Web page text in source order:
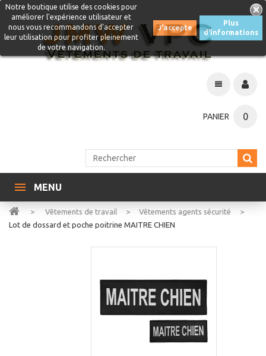
PANIER 0
Notre boutique utilise des cookies pour
améliorer l'expérience utilisateur et
nous vous recommandons d'accepter
leur utilisation pour profiter pleinement
de votre navigation.
J'accepte
Plus
d'informations
MENU
> Vêtements de travail > Vêtements agents sécurité
>
Lot de dossard et poche poitrine MAITRE CHIEN